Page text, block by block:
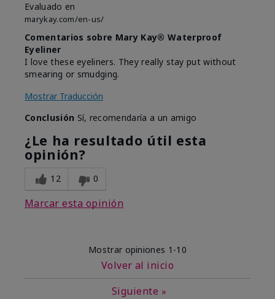
Evaluado en
marykay.com/en-us/
Comentarios sobre Mary Kay® Waterproof
Eyeliner
I love these eyeliners. They really stay put without
smearing or smudging.
Mostrar Traducción
Conclusión Sí, recomendaría a un amigo
¿Le ha resultado útil esta
opinión?
12 0
Marcar esta opinión
Mostrar opiniones 1-10
Volver al inicio
Siguiente »